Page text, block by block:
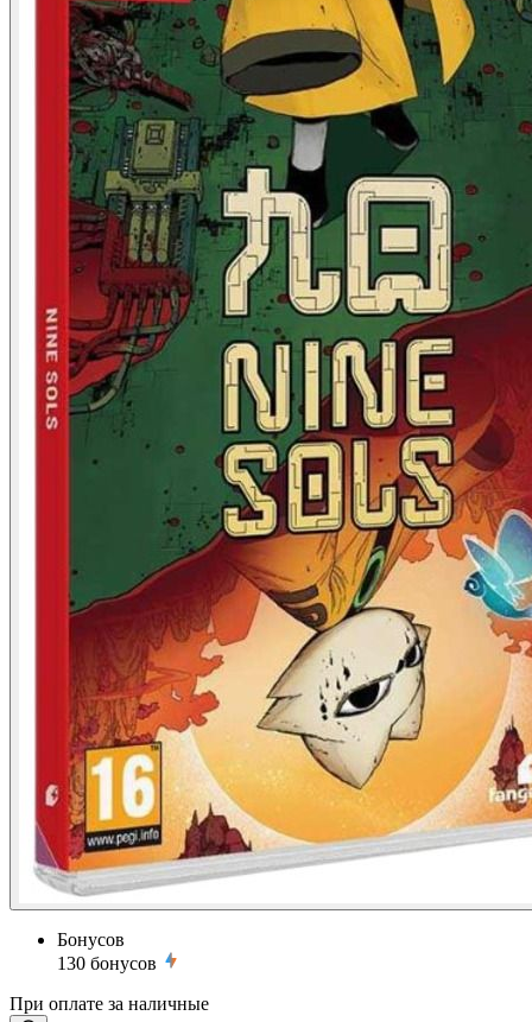
Бонусов
130 бонусов
При оплате за наличные